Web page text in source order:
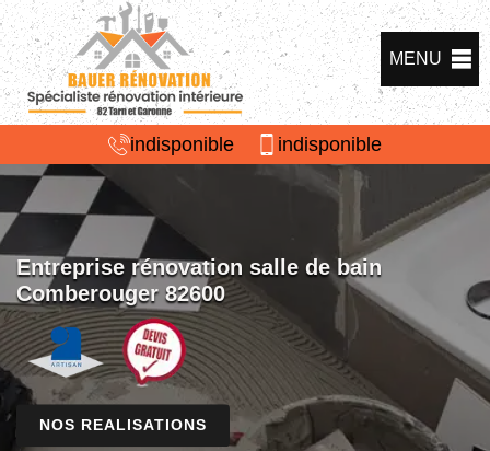
MENU
indisponible indisponible
Entreprise rénovation salle de bain
Comberouger 82600
NOS REALISATIONS